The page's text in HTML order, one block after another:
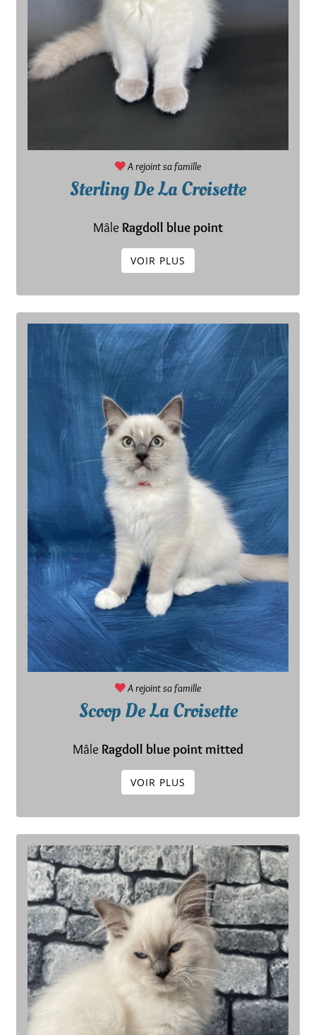
A rejoint sa famille
Sterling De La Croisette
Mâle Ragdoll blue point
VOIR PLUS
A rejoint sa famille
Scoop De La Croisette
Mâle Ragdoll blue point mitted
VOIR PLUS